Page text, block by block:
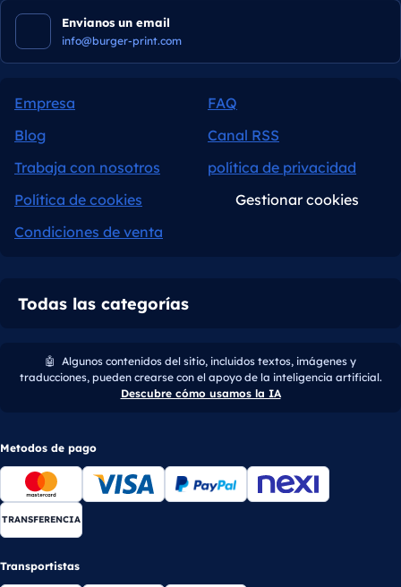
Envianos un email
info@burger-print.com
Empresa
FAQ
Blog
Canal RSS
Trabaja con nosotros
política de privacidad
Política de cookies
Gestionar cookies
Condiciones de venta
Todas las categorías
🤖 Algunos contenidos del sitio, incluidos textos, imágenes y
traducciones, pueden crearse con el apoyo de la inteligencia artificial.
Descubre cómo usamos la IA
Metodos de pago
TRANSFERENCIA
Transportistas